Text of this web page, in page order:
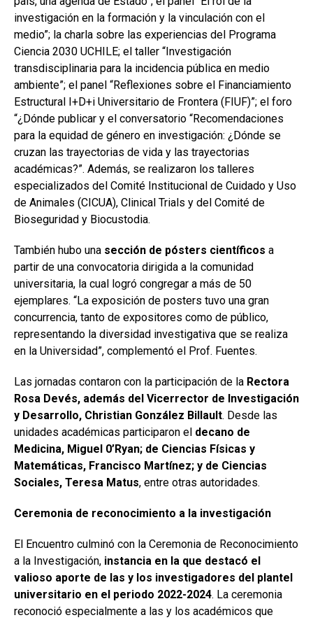
investigación en la formación y la vinculación con el
medio”; la charla sobre las experiencias del Programa
Ciencia 2030 UCHILE; el taller “Investigación
transdisciplinaria para la incidencia pública en medio
ambiente”; el panel “Reflexiones sobre el Financiamiento
Estructural I+D+i Universitario de Frontera (FIUF)”; el foro
“¿Dónde publicar y el conversatorio “Recomendaciones
para la equidad de género en investigación: ¿Dónde se
cruzan las trayectorias de vida y las trayectorias
académicas?”. Además, se realizaron los talleres
especializados del Comité Institucional de Cuidado y Uso
de Animales (CICUA), Clinical Trials y del Comité de
Bioseguridad y Biocustodia.
También hubo una sección de pósters científicos a
partir de una convocatoria dirigida a la comunidad
universitaria, la cual logró congregar a más de 50
ejemplares. “La exposición de posters tuvo una gran
concurrencia, tanto de expositores como de público,
representando la diversidad investigativa que se realiza
en la Universidad”, complementó el Prof. Fuentes.
Las jornadas contaron con la participación de la Rectora
Rosa Devés, además del Vicerrector de Investigación
y Desarrollo, Christian González Billault. Desde las
unidades académicas participaron el decano de
Medicina, Miguel 0’Ryan; de Ciencias Físicas y
Matemáticas, Francisco Martínez; y de Ciencias
Sociales, Teresa Matus, entre otras autoridades.
Ceremonia de reconocimiento a la investigación
El Encuentro culminó con la Ceremonia de Reconocimiento
a la Investigación, instancia en la que destacó el
valioso aporte de las y los investigadores del plantel
universitario en el periodo 2022-2024. La ceremonia
reconoció especialmente a las y los académicos que